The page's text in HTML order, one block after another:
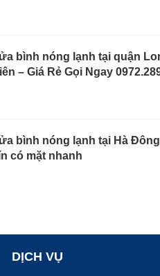
bình nóng lạnh tại quận
– Giá Rẻ Gọi Ngay
bình nóng lạnh tại Hà
có mặt nhanh
DỊCH VỤ